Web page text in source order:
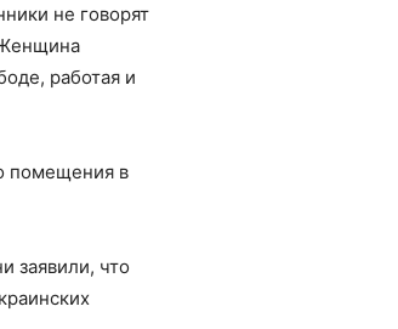
не говорят
работая и
помещения в
заявили, что